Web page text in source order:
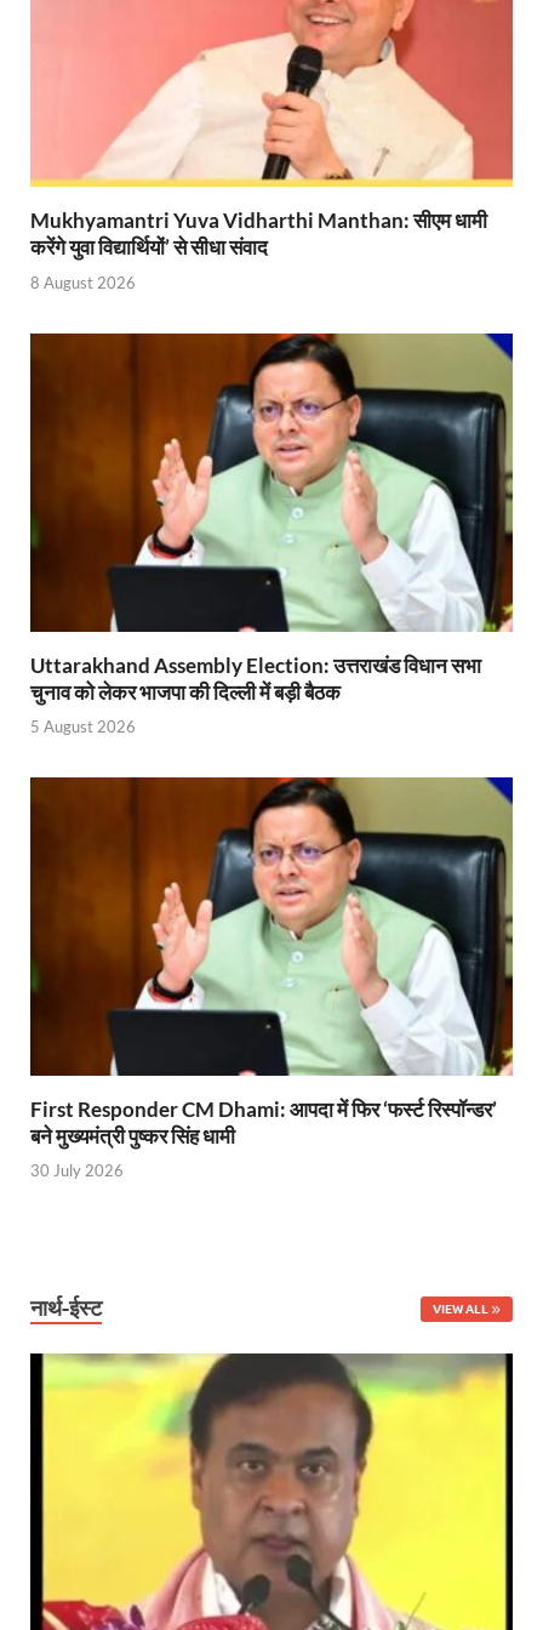
Start UP Summit: उद्यमिता, नवाचार और व्यापार हमारे
Swami Vivekanand Jayanti: मुख्यमंत्री पुष्कर सिंह
PM Modi Somnath Mandir: सोमनाथ में पीएम मोदी ने
Uttar Pradesh News: ‘आभार प्रधानमंत्री जी, डबल
UP AI App: सीएम योगी के मिशन को साकार कर रहा
AI Start-Ups: प्रधानमंत्री ने भारतीय एआई स्टार्टअप्स
Hindi Salahkar Samiti: विधि एवं न्याय मंत्रालय विधायी
PANKHUDI Portal: पंखुड़ी पोर्टल का शुभारंभ,जानें क्या
Gram Panchayat Adhar: ग्राम पंचायतों में भी बनेगा
Uttarakhand Young Leaders Dialogue: विकसित
Demand for Review of FRK Policy: ऍफ़आरके नीति
Ram Mandir Control Room: राम मंदिर की सुरक्षा
Kashi Volleyball Mahakumbh: काशी में होगा
National Highway Project: मुख्यमंत्री राज्य की
Vande Bharat Sleeper Train: वंदे भारत स्लीपर ट्रेन
Khelo India Tribes Games: देश में पहली बार हो रहे
CM Yogi Review Meeting: राजस्व के सभी मामलों का
छत्तीसगढ़ को मिला खेलो इंडिया ट्राइबल गेम्स, 14
Shikayat Se Samadhan: एक ही मंच पर जनता को मिला
CM Pushkar Singh Dhami: मुख्यमंत्री ने ‘जन-जन की
UP Tourism: योगी सरकार के प्रयास से सनातन का
Severe cold wave: यूपी में 12वीं तक के सभी स्कूल 1
Ghoda Library Nainital: CM पुष्कर सिंह धामी ने घोड़ा
Millets Organic Food Start UP : सीएम योगी की
Kuldeep Singh Sengar: CJI की अध्यक्षता वाली बेंच
Kunda Raja Bhaiya: राजा भैया को मिला 1.5 करोड का
Mukhyamantri Yuva Vidharthi Manthan: सीएम धामी
करेंगे युवा विद्यार्थियों’ से सीधा संवाद
8 August 2026
Uttarakhand Assembly Election: उत्तराखंड विधान सभा
चुनाव को लेकर भाजपा की दिल्ली में बड़ी बैठक
5 August 2026
First Responder CM Dhami: आपदा में फिर ‘फर्स्ट रिस्पॉन्डर’
बने मुख्यमंत्री पुष्कर सिंह धामी
30 July 2026
नार्थ-ईस्ट VIEW ALL